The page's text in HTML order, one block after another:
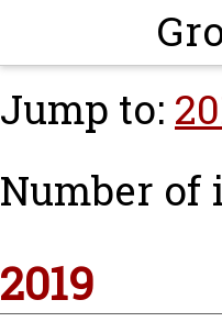
Jump to:
Number of
2019